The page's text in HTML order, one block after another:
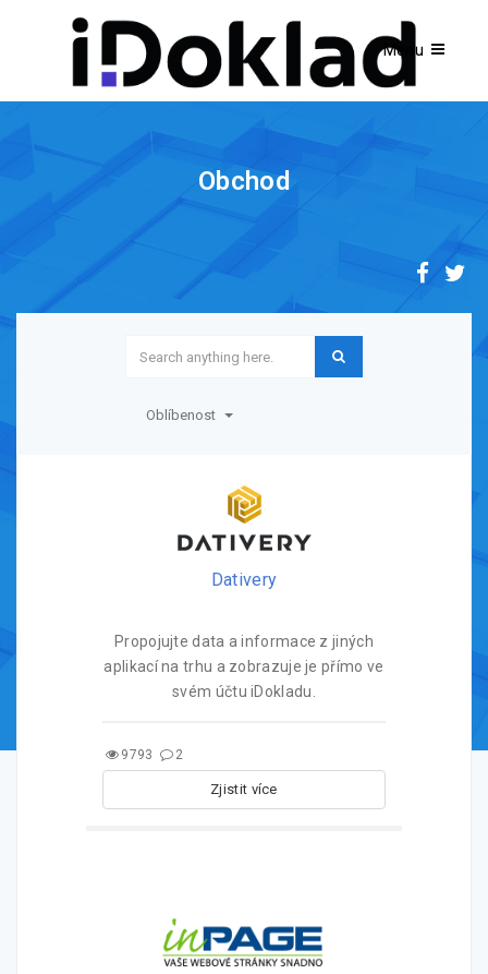
Obchod
Oblíbenost
Dativery
Propojujte data a informace z jiných
aplikací na trhu a zobrazuje je přímo ve
svém účtu iDokladu.
9793 2
Zjistit více